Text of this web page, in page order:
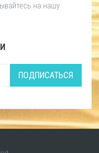
на нашу
ПОДПИСАТЬСЯ